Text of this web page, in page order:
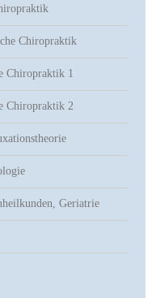
Chiropraktik
Chiropraktik 1
Chiropraktik 2
Geriatrie